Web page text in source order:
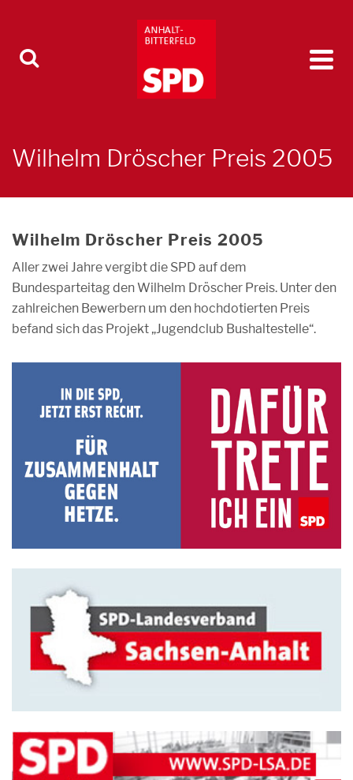
Wilhelm Dröscher Preis 2005
Wilhelm Dröscher Preis 2005
Aller zwei Jahre vergibt die SPD auf dem
Bundesparteitag den Wilhelm Dröscher Preis. Unter den
zahlreichen Bewerbern um den hochdotierten Preis
befand sich das Projekt „Jugendclub Bushaltestelle“.